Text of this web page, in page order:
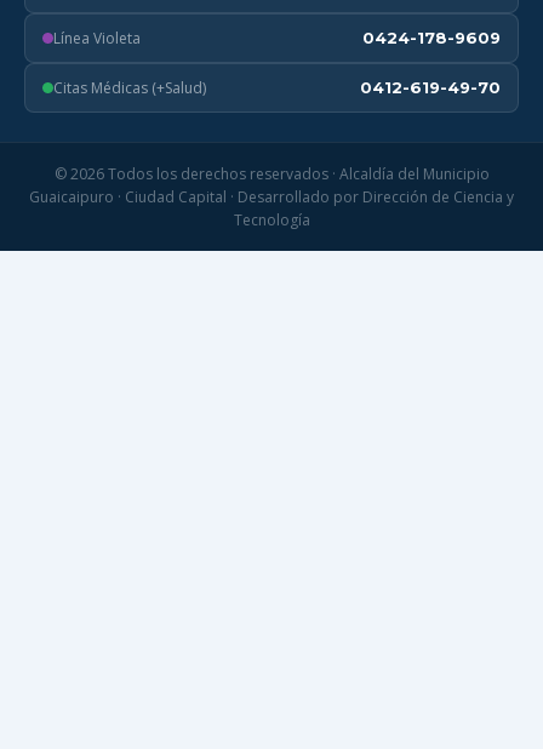
Línea Violeta 0424-178-9609
Citas Médicas (+Salud) 0412-619-49-70
© 2026 Todos los derechos reservados · Alcaldía del Municipio
Guaicaipuro · Ciudad Capital · Desarrollado por Dirección de Ciencia y
Tecnología